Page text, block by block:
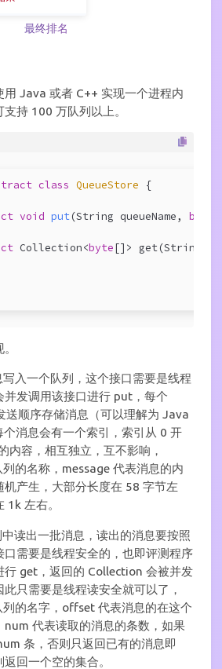
最终排名
用 Java 或者 C++ 实现一个进程内
持 100 万队列以上。
class QueueStore {
void put(String queueName, byte
Collection<byte[]> get(String
入一个队列，这个接口需要是线程
并发调用该接口进行 put，每个
送顺序存储消息（可以理解为 Java
消息会有一个索引，索引从 0 开
内容，相互独立，互不影响，
的名称，message 代表消息的内
机产生，大部分长度在 58 字节左
1k 左右。
读出一批消息，读出的消息要按照
口需要是线程安全的，也即评测程序
行 get，返回的 Collection 会被并发
只需要是线程读安全就可以了，
的名字，offset 代表消息的在这个
num 代表读取的消息的条数，如果
条，否则只返回已有的消息即
回一个空的集合。